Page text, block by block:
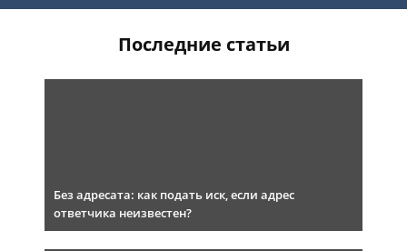
Последние статьи
Без адресата: как подать иск, если адрес
ответчика неизвестен?